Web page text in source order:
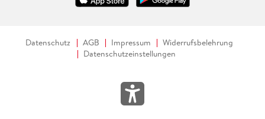
Datenschutz AGB Impressum
Widerrufsbelehrung
Datenschutzeinstellungen